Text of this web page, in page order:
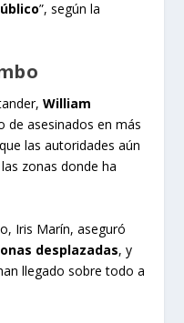
”, según la
William
de asesinados en más
las autoridades aún
zonas donde ha
Iris Marín, aseguró
desplazadas, y
llegado sobre todo a